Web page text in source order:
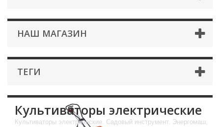
НАШ МАГАЗИН
ТЕГИ
Культиваторы электрические
Культиваторы электрические. Садовый инструмент. Энергомаш,